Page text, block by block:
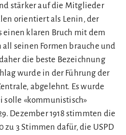
stärker auf die Mitglieder
orientiert als Lenin, der
einen klaren Bruch mit dem
seinen Formen brauche und
die beste Bezeichnung
wurde in der Führung der
abgelehnt. Es wurde
solle «kommunistisch»
Dezember 1918 stimmten die
3 Stimmen dafür, die USPD